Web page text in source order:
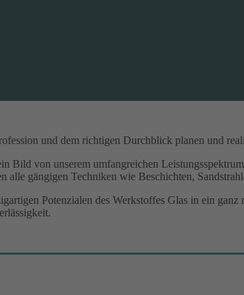
und dem richtigen Durchblick planen und
Bild von unserem umfangreichen
alle gängigen Techniken wie Beschichten,
Potenzialen des Werkstoffes Glas in ein